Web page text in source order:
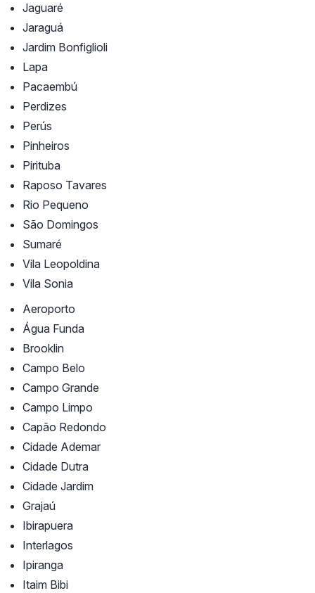
Jaguaré
Jaraguá
Jardim Bonfiglioli
Lapa
Pacaembú
Perdizes
Perús
Pinheiros
Pirituba
Raposo Tavares
Rio Pequeno
São Domingos
Sumaré
Vila Leopoldina
Vila Sonia
Aeroporto
Água Funda
Brooklin
Campo Belo
Campo Grande
Campo Limpo
Capão Redondo
Cidade Ademar
Cidade Dutra
Cidade Jardim
Grajaú
Ibirapuera
Interlagos
Ipiranga
Itaim Bibi